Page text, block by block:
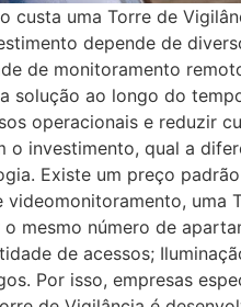
uma Torre de
depende de
de monitoramento
ao longo do
operacionais e reduzir
investimento, qual a
Existe um preço
uma
mesmo número de
de acessos;
Por isso, empresas